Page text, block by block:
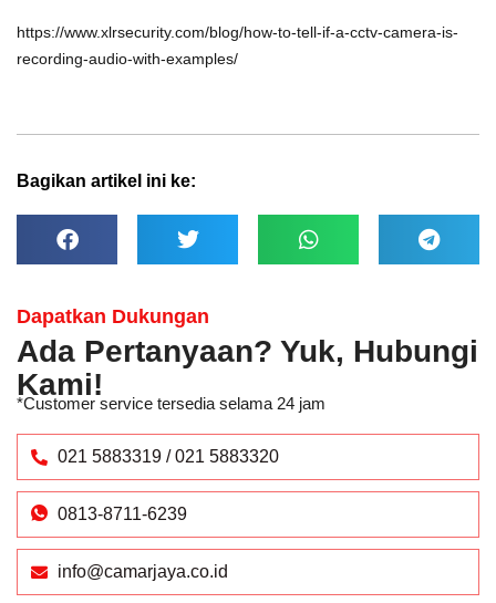
https://www.xlrsecurity.com/blog/how-to-tell-if-a-cctv-camera-is-
recording-audio-with-examples/
Bagikan artikel ini ke:
Dapatkan Dukungan
Ada Pertanyaan? Yuk, Hubungi
Kami!
*Customer service tersedia selama 24 jam
021 5883319 / 021 5883320
0813-8711-6239
info@camarjaya.co.id